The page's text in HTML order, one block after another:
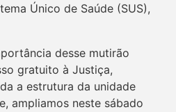
Único de Saúde (SUS),
desse mutirão
gratuito à Justiça,
a estrutura da unidade
ampliamos neste sábado